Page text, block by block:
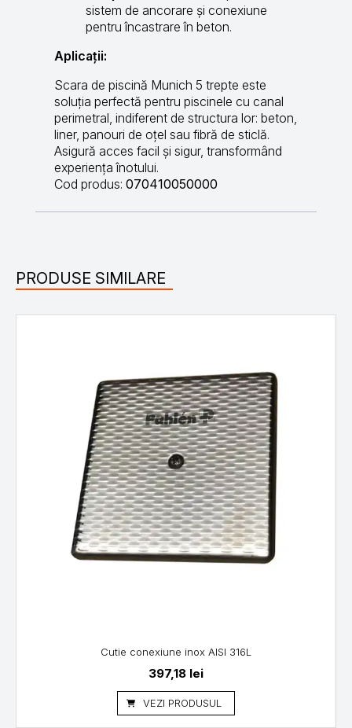
sistem de ancorare și conexiune
pentru încastrare în beton.
Aplicații:
Scara de piscină Munich 5 trepte este
soluția perfectă pentru piscinele cu canal
perimetral, indiferent de structura lor: beton,
liner, panouri de oțel sau fibră de sticlă.
Asigură acces facil și sigur, transformând
experiența înotului.
Cod produs: 070410050000
PRODUSE SIMILARE
Cutie conexiune inox AISI 316L
397,18 lei
VEZI PRODUSUL